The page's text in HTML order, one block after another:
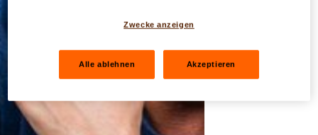
Zwecke anzeigen
Alle ablehnen Akzeptieren